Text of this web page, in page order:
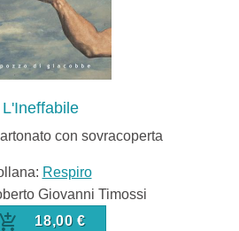
L'Ineffabile
con sovracoperta
Respiro
Giovanni Timossi
18,00 €